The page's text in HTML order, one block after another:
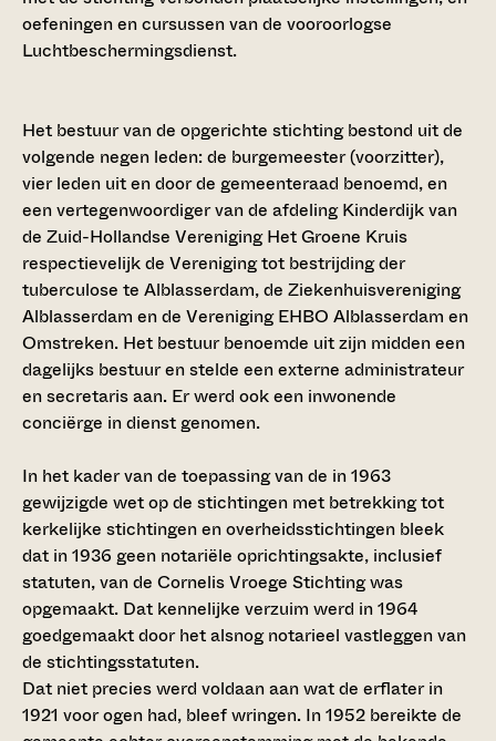
oefeningen en cursussen van de vooroorlogse
Luchtbeschermingsdienst.
Het bestuur van de opgerichte stichting bestond uit de
volgende negen leden: de burgemeester (voorzitter),
vier leden uit en door de gemeenteraad benoemd, en
een vertegenwoordiger van de afdeling Kinderdijk van
de Zuid-Hollandse Vereniging Het Groene Kruis
respectievelijk de Vereniging tot bestrijding der
tuberculose te Alblasserdam, de Ziekenhuisvereniging
Alblasserdam en de Vereniging EHBO Alblasserdam en
Omstreken. Het bestuur benoemde uit zijn midden een
dagelijks bestuur en stelde een externe administrateur
en secretaris aan. Er werd ook een inwonende
conciërge in dienst genomen.
In het kader van de toepassing van de in 1963
gewijzigde wet op de stichtingen met betrekking tot
kerkelijke stichtingen en overheidsstichtingen bleek
dat in 1936 geen notariële oprichtingsakte, inclusief
statuten, van de Cornelis Vroege Stichting was
opgemaakt. Dat kennelijke verzuim werd in 1964
goedgemaakt door het alsnog notarieel vastleggen van
de stichtingsstatuten.
Dat niet precies werd voldaan aan wat de erflater in
1921 voor ogen had, bleef wringen. In 1952 bereikte de